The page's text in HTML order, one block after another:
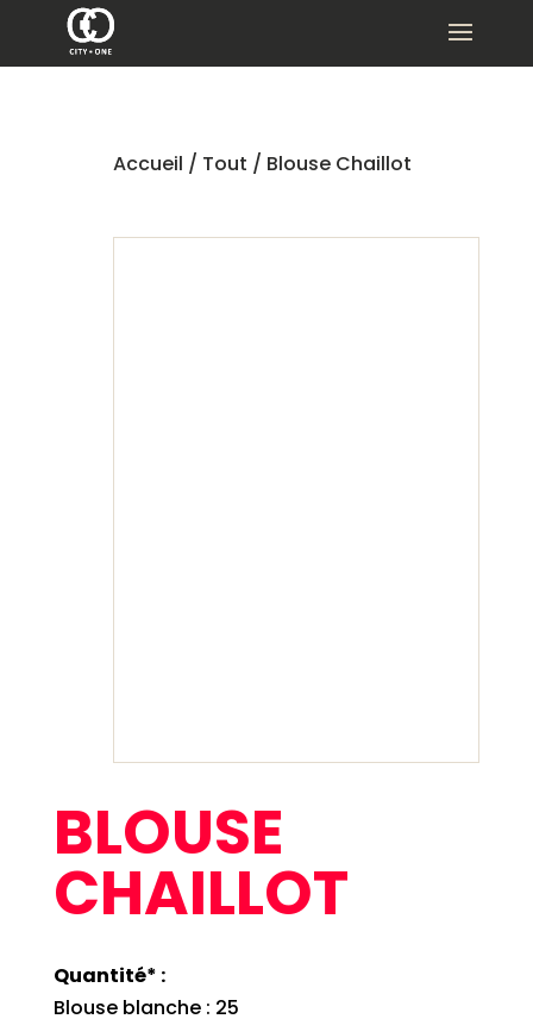
Accueil / Tout / Blouse Chaillot
BLOUSE
CHAILLOT
Quantité* :
Blouse blanche : 25